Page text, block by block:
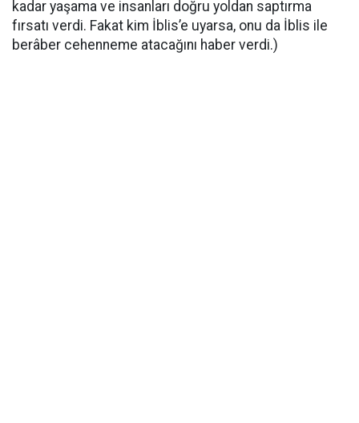
kadar yaşama ve insanları doğru yoldan saptırma
fırsatı verdi. Fakat kim İblis’e uyarsa, onu da İblis ile
berâber cehenneme atacağını haber verdi.)